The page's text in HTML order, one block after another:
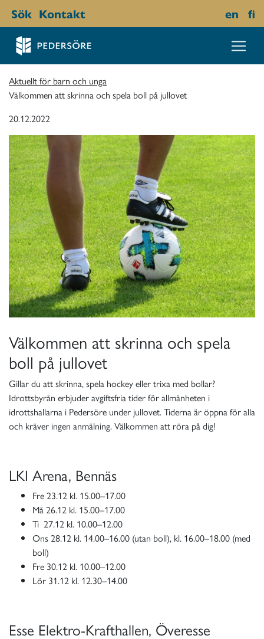
Sök Kontakt en fi
Aktuellt för barn och unga
Välkommen att skrinna och spela boll på jullovet
20.12.2022
Välkommen att skrinna och spela
boll på jullovet
Gillar du att skrinna, spela hockey eller trixa med bollar?
Idrottsbyrån erbjuder avgiftsfria tider för allmänheten i
idrottshallarna i Pedersöre under jullovet. Tiderna är öppna för alla
och kräver ingen anmälning. Välkommen att röra på dig!
LKI Arena, Bennäs
Fre 23.12 kl. 15.00–17.00
Må 26.12 kl. 15.00–17.00
Ti 27.12 kl. 10.00–12.00
Ons 28.12 kl. 14.00–16.00 (utan boll), kl. 16.00–18.00 (med
boll)
Fre 30.12 kl. 10.00–12.00
Lör 31.12 kl. 12.30–14.00
Esse Elektro-Krafthallen, Överesse